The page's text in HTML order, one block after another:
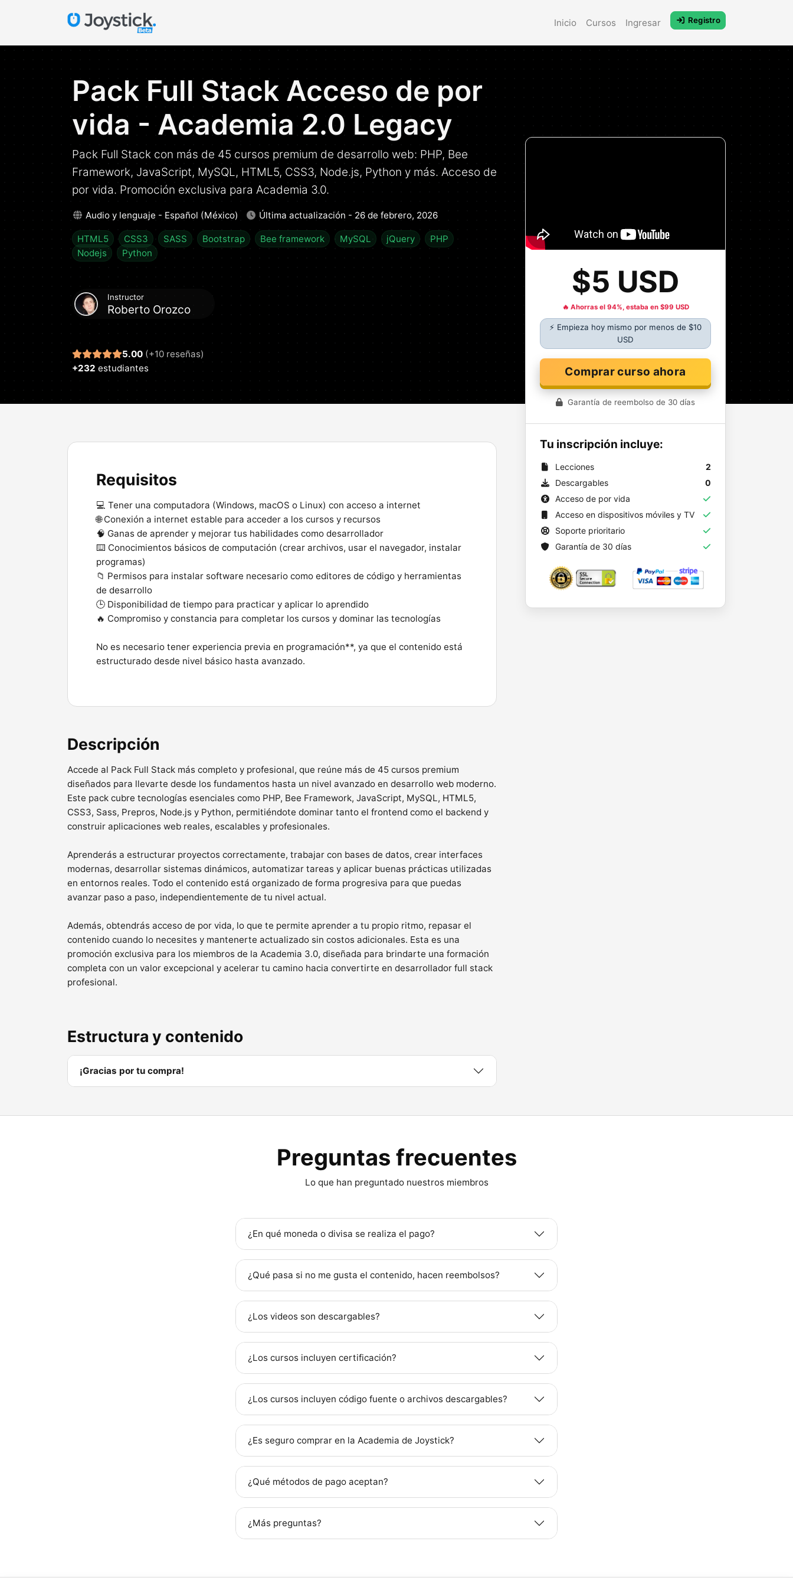
Inicio Cursos Ingresar Registro
Pack Full Stack Acceso de por
vida - Academia 2.0 Legacy
Pack Full Stack con más de 45 cursos premium de desarrollo web: PHP, Bee
Framework, JavaScript, MySQL, HTML5, CSS3, Node.js, Python y más. Acceso de
por vida. Promoción exclusiva para Academia 3.0.
Audio y lenguaje - Español (México) Última actualización - 26 de febrero, 2026
HTML5 CSS3 SASS Bootstrap Bee framework MySQL jQuery
PHP
Nodejs
Python
Instructor
Roberto Orozco
5.00 Reseñas
(+10 reseñas)
+232 estudiantes
Requisitos
💻 Tener una computadora (Windows, macOS o Linux) con acceso a internet
🌐 Conexión a internet estable para acceder a los cursos y recursos
🧠 Ganas de aprender y mejorar tus habilidades como desarrollador
⌨️ Conocimientos básicos de computación (crear archivos, usar el navegador, instalar
programas)
📁 Permisos para instalar software necesario como editores de código y herramientas
de desarrollo
🕒 Disponibilidad de tiempo para practicar y aplicar lo aprendido
🔥 Compromiso y constancia para completar los cursos y dominar las tecnologías
No es necesario tener experiencia previa en programación**, ya que el contenido está
estructurado desde nivel básico hasta avanzado.
Descripción
Accede al Pack Full Stack más completo y profesional, que reúne más de 45 cursos premium
diseñados para llevarte desde los fundamentos hasta un nivel avanzado en desarrollo web moderno.
Este pack cubre tecnologías esenciales como PHP, Bee Framework, JavaScript, MySQL, HTML5,
CSS3, Sass, Prepros, Node.js y Python, permitiéndote dominar tanto el frontend como el backend y
construir aplicaciones web reales, escalables y profesionales.
Aprenderás a estructurar proyectos correctamente, trabajar con bases de datos, crear interfaces
modernas, desarrollar sistemas dinámicos, automatizar tareas y aplicar buenas prácticas utilizadas
en entornos reales. Todo el contenido está organizado de forma progresiva para que puedas
avanzar paso a paso, independientemente de tu nivel actual.
Además, obtendrás acceso de por vida, lo que te permite aprender a tu propio ritmo, repasar el
contenido cuando lo necesites y mantenerte actualizado sin costos adicionales. Esta es una
promoción exclusiva para los miembros de la Academia 3.0, diseñada para brindarte una formación
completa con un valor excepcional y acelerar tu camino hacia convertirte en desarrollador full stack
profesional.
Estructura y contenido
¡Gracias por tu compra!
$5 USD
🔥 Ahorras el 94%, estaba en $99 USD
⚡ Empieza hoy mismo por menos de $10
USD
Comprar curso ahora
Garantía de reembolso de 30 días
Tu inscripción incluye:
Lecciones
2
Descargables
0
Acceso de por vida
Acceso en dispositivos móviles y TV
Soporte prioritario
Garantía de 30 días
Preguntas frecuentes
Lo que han preguntado nuestros miembros
¿En qué moneda o divisa se realiza el pago?
¿Qué pasa si no me gusta el contenido, hacen reembolsos?
¿Los videos son descargables?
¿Los cursos incluyen certificación?
¿Los cursos incluyen código fuente o archivos descargables?
¿Es seguro comprar en la Academia de Joystick?
¿Qué métodos de pago aceptan?
¿Más preguntas?